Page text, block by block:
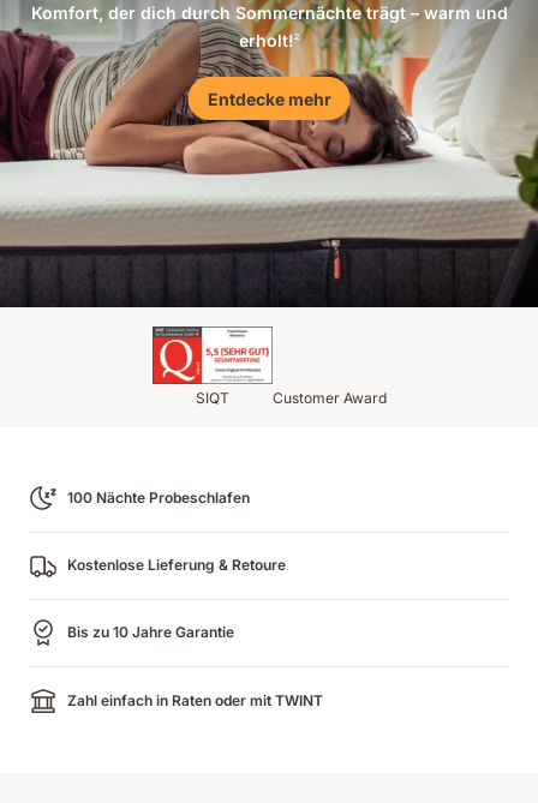
Komfort, der dich durch Sommernächte trägt – warm und
erholt!2
Entdecke mehr
SIQT Customer Award
100 Nächte Probeschlafen
Kostenlose Lieferung & Retoure
Bis zu 10 Jahre Garantie
Zahl einfach in Raten oder mit TWINT